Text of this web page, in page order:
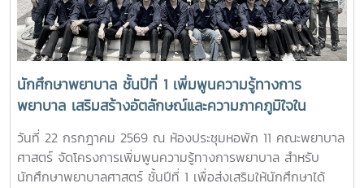
Student Talkช่วงท้ายของกิจกรรม คณะนักเรียนได้เยี่ยมชมห้อง
ปฏิบัติการพยาบาล ตามกิจกรรม “Future Nurse Portfolio”
ทดลองฝึกปฏิบัติทักษะทางการพยาบาลเบื้องต้น อาทิ การวัด
สัญญาณชีพ การช่วยฟื้นคืนชีพ (CPR) การฝึกพันผ้า การฝึก
ทักษะการฉีดยาเบื้องต้นกับหุ่นจำลอง และกายวิพากษ์ โดยมี
อาจารย์และนักศึกษาพยาบาลคอยให้คำแนะนำอย่างใกล้ชิด
บรรยากาศเต็มไปด้วยความอบอุ่น สนุกสนาน เป็นกันเอง
นักเรียนให้ความสนใจเข้าร่วมกิจกรรมเป็นอย่างมาก ตลอดจนซัก
ถามแลกเปลี่ยนความคิดเห็นกับคณาจารย์และรุ่นพี่นักศึกษาใน
นักศึกษาพยาบาล ชั้นปีที่ 1 เพิ่มพูนความรู้ทางการ
พยาบาล เสริมสร้างอัตลักษณ์และความภาคภูมิใจใน
สถาบัน ภายใต้รายวิชา แม่โจ้วิถีใหม่
วันที่ 22 กรกฎาคม 2569 ณ ห้องประชุมหอพัก 11 คณะพยาบาล
ศาสตร์ จัดโครงการเพิ่มพูนความรู้ทางการพยาบาล สำหรับ
นักศึกษาพยาบาลศาสตร์ ชั้นปีที่ 1 เพื่อส่งเสริมให้นักศึกษาได้